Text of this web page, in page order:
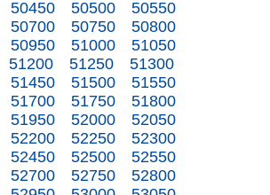
50450 50500
50550
50700 50750
50800
50950 51000
51050
51200 51250
51300
51450 51500
51550
51700 51750
51800
51950 52000
52050
52200 52250
52300
52450 52500
52550
52700 52750
52800